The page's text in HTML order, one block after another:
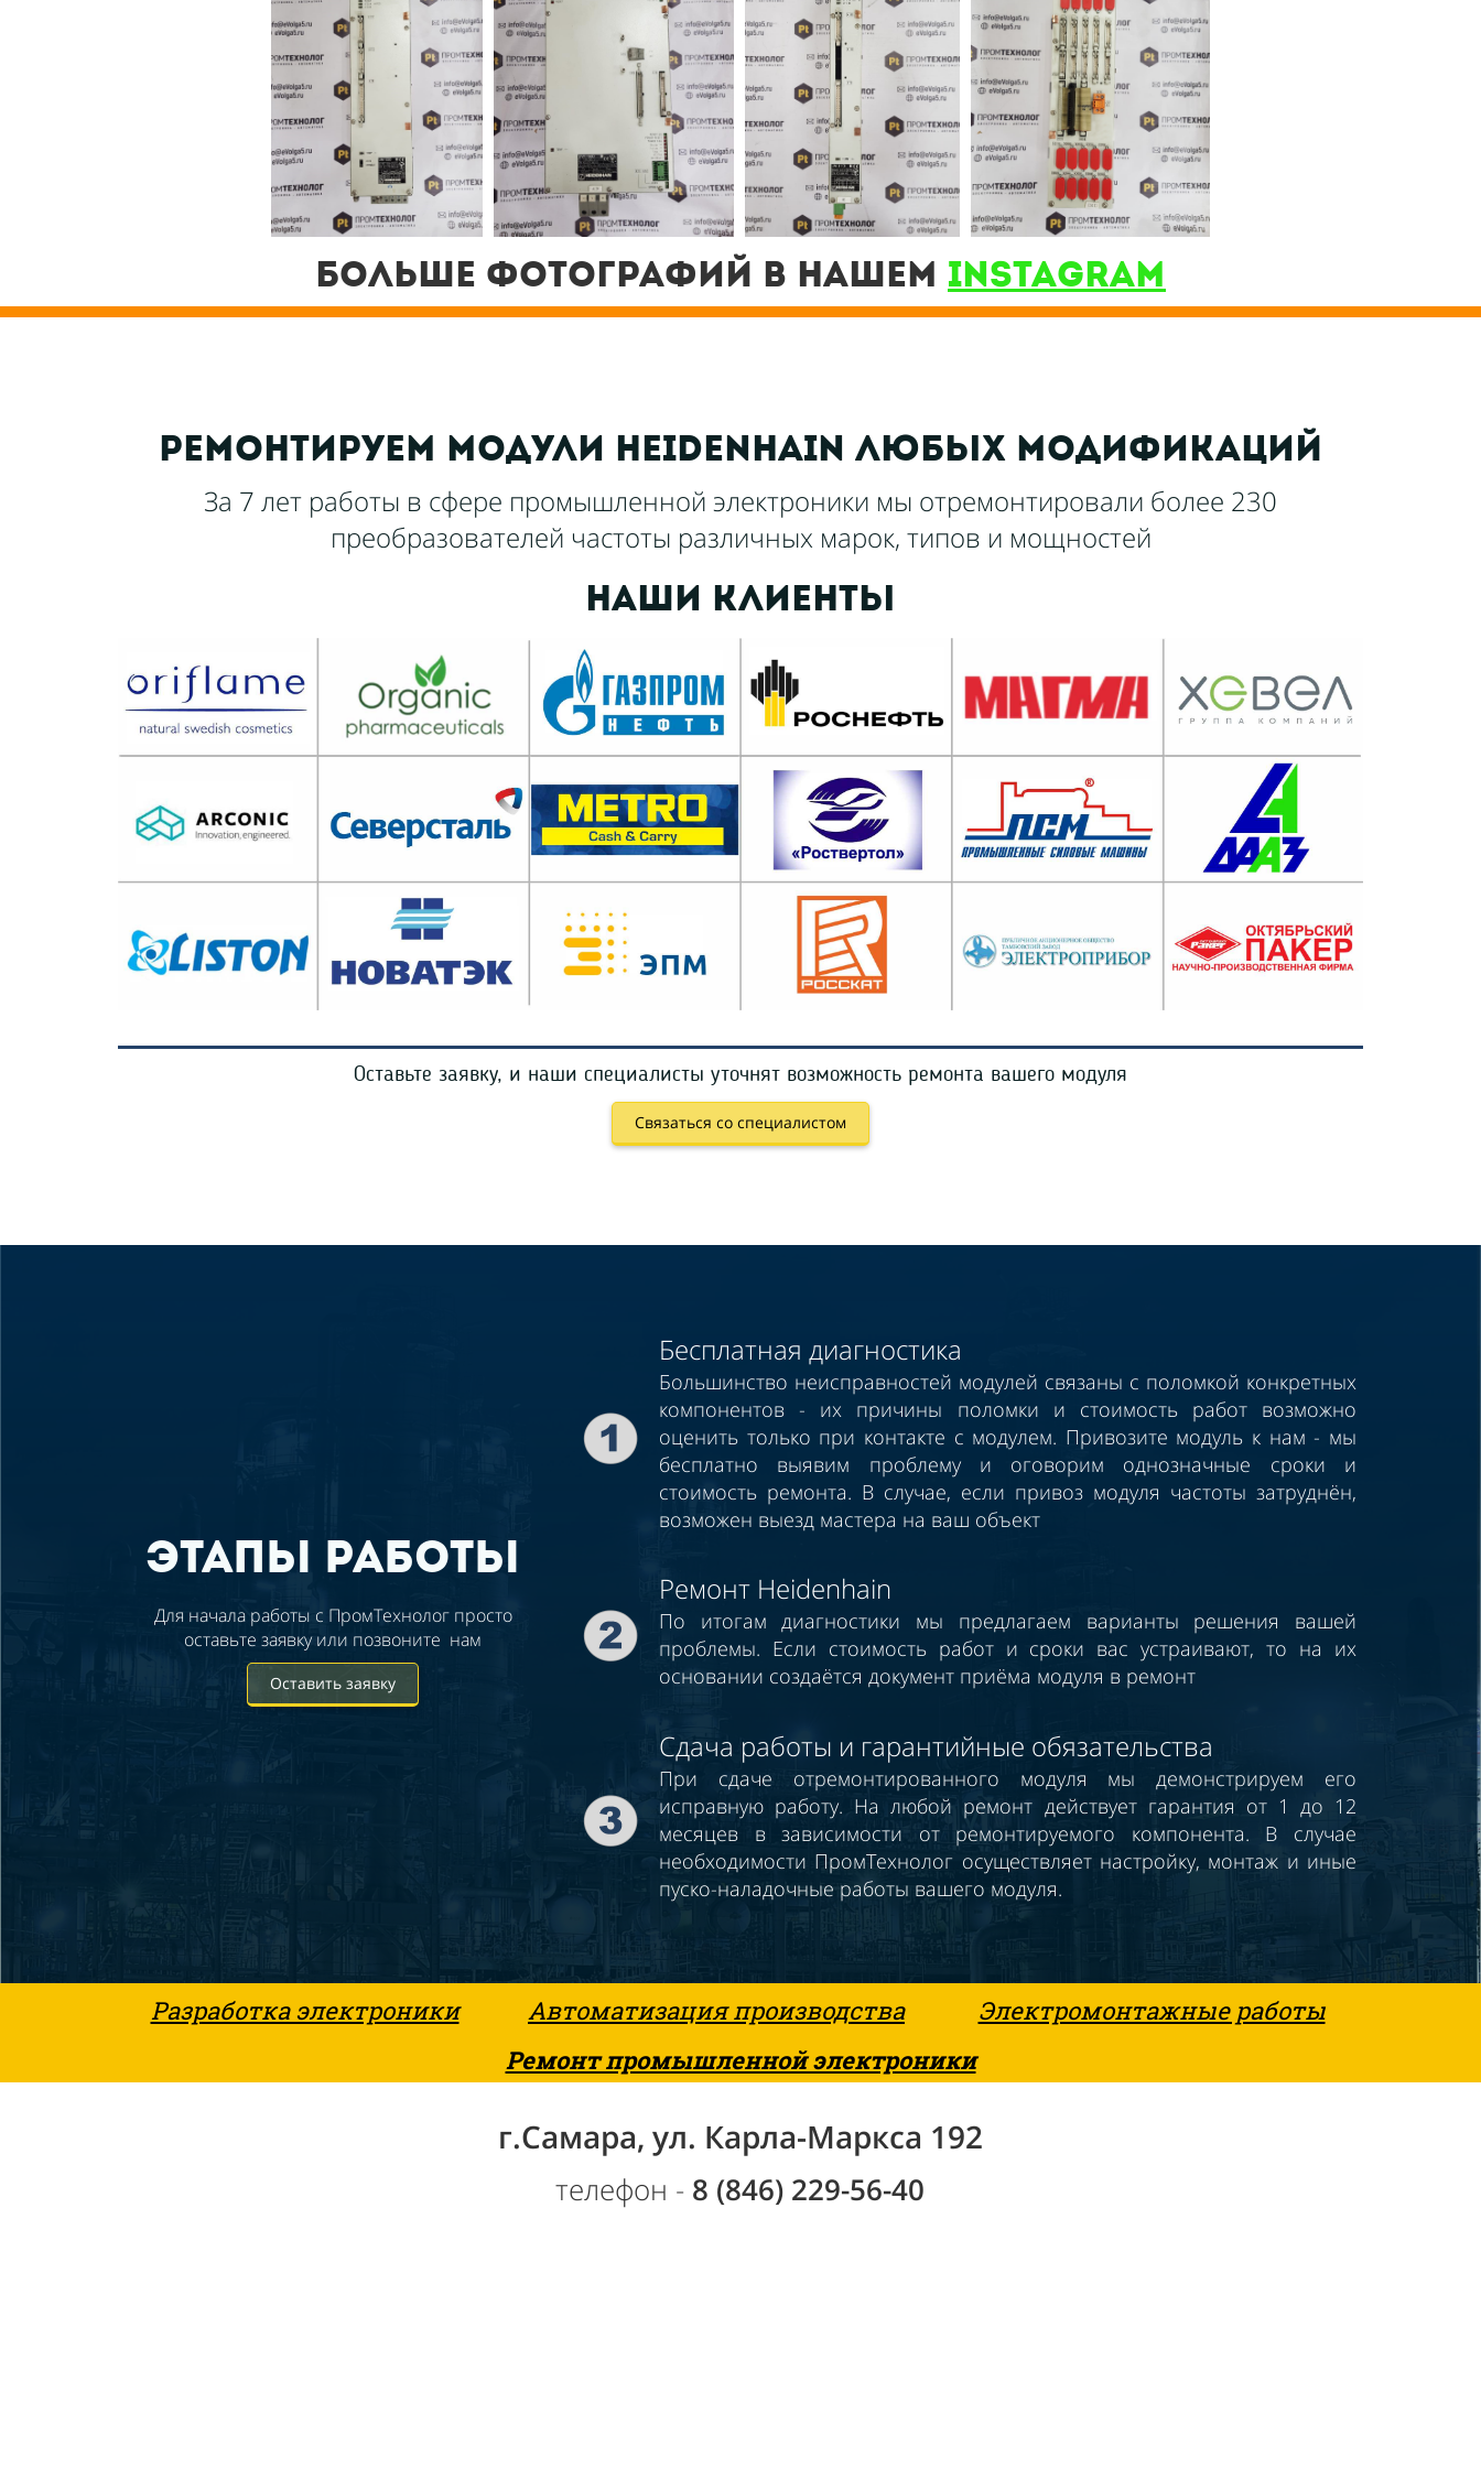
Больше фотографий в нашем Instagram
ремонтируем МОДули heidenhain любых модификаций
За 7 лет работы в сфере промышленной электроники мы отремонтировали более 230
преобразователей частоты различных марок, типов и мощностей
Наши клиенты
Оставьте заявку, и наши специалисты уточнят возможность ремонта вашего модуля
Связаться со специалистом
этапы работы
Для начала работы с ПромТехнолог просто
оставьте заявку или позвоните нам
Оставить заявку
Бесплатная диагностика
Большинство неисправностей модулей связаны с поломкой конкретных
компонентов - их причины поломки и стоимость работ возможно
оценить только при контакте с модулем. Привозите модуль к нам - мы
бесплатно выявим проблему и оговорим однозначные сроки и
стоимость ремонта. В случае, если привоз модуля частоты затруднён,
возможен выезд мастера на ваш объект
Ремонт Heidenhain
По итогам диагностики мы предлагаем варианты решения вашей
проблемы. Если стоимость работ и сроки вас устраивают, то на их
основании создаётся документ приёма модуля в ремонт
Сдача работы и гарантийные обязательства
При сдаче отремонтированного модуля мы демонстрируем его
исправную работу. На любой ремонт действует гарантия от 1 до 12
месяцев в зависимости от ремонтируемого компонента. В случае
необходимости ПромТехнолог осуществляет настройку, монтаж и иные
пуско-наладочные работы вашего модуля.
Разработка электроники Автоматизация производства
Электромонтажные работы
Ремонт промышленной электроники
г.Самара, ул. Карла-Маркса 192
телефон - 8 (846) 229-56-40